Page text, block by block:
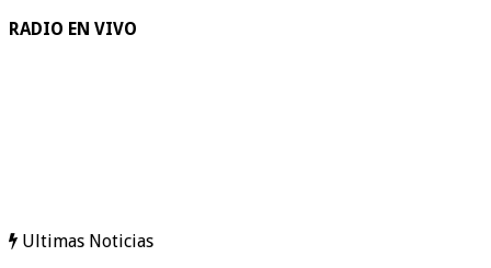
RADIO EN VIVO
Ultimas Noticias